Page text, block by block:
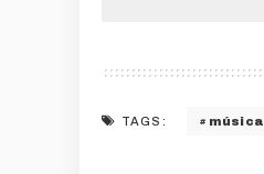
TAGS: música